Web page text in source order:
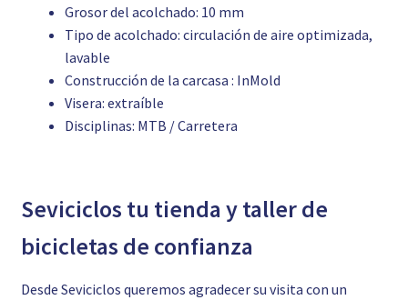
Grosor del acolchado: 10 mm
Tipo de acolchado: circulación de aire optimizada,
lavable
Construcción de la carcasa : InMold
Visera: extraíble
Disciplinas: MTB / Carretera
Seviciclos tu tienda y taller de
bicicletas de confianza
Desde Seviciclos queremos agradecer su visita con un